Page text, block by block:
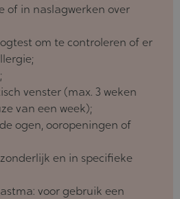
of in naslagwerken over
om te controleren of er
venster (max. 3 weken
van een week);
ogen, ooropeningen of
en in specifieke
voor gebruik een